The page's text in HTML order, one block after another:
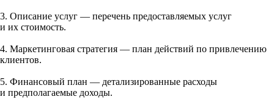
3. Описание услуг — перечень предоставляемых услуг
и их стоимость.
4. Маркетинговая стратегия — план действий по привлечению
клиентов.
5. Финансовый план — детализированные расходы
и предполагаемые доходы.